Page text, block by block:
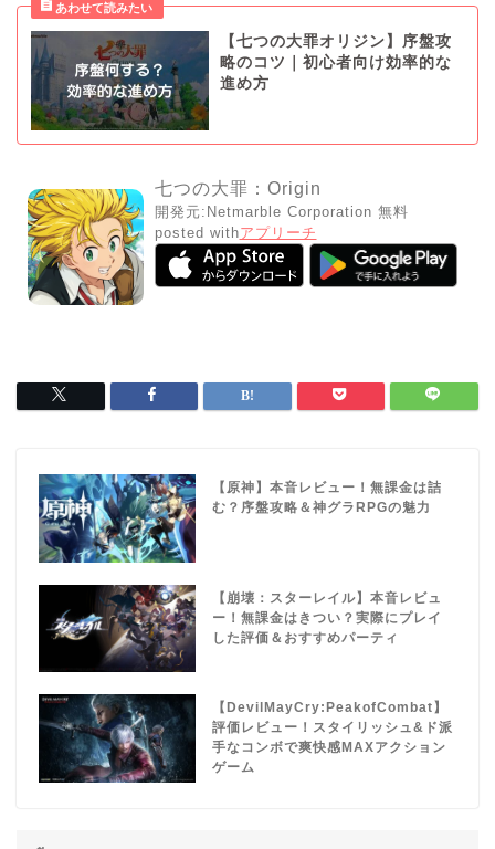
【七つの大罪オリジン】序盤攻
略のコツ｜初心者向け効率的な
進め方
七つの大罪：Origin
開発元: Netmarble Corporation 無料
posted withアプリーチ
【原神】本音レビュー！無課金は詰
む？序盤攻略＆神グラRPGの魅力
【崩壊：スターレイル】本音レビュ
ー！無課金はきつい？実際にプレイ
した評価＆おすすめパーティ
【DevilMayCry:PeakofCombat】
評価レビュー！スタイリッシュ&ド派
手なコンボで爽快感MAXアクション
ゲーム